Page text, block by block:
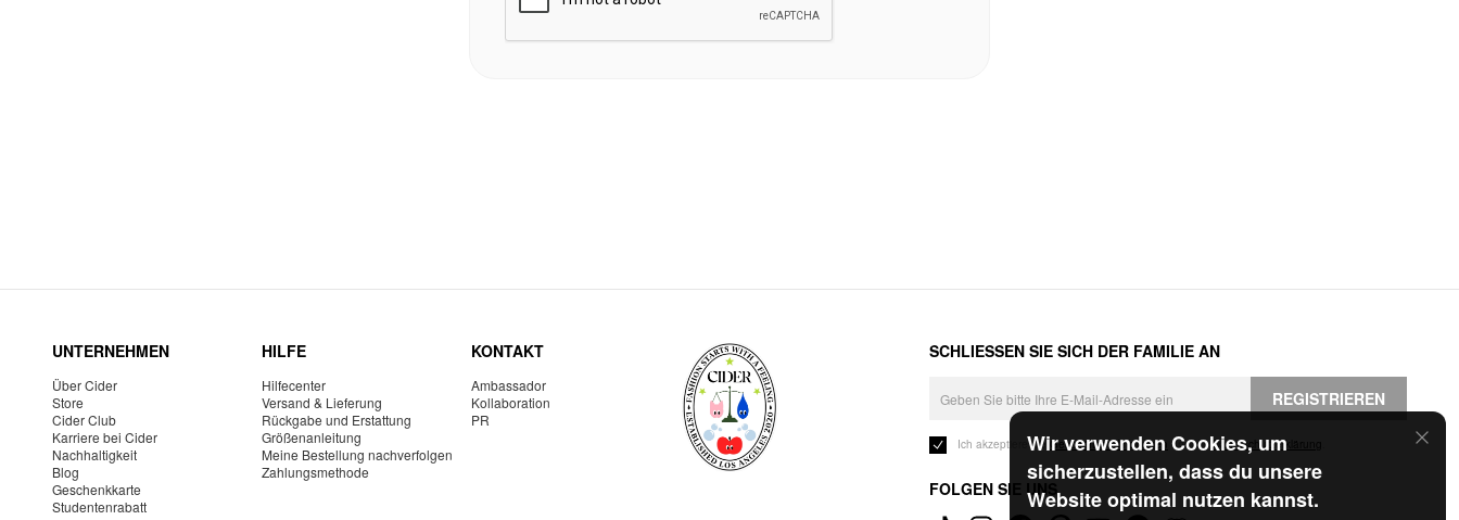
Wir verwenden Cookies, um
sicherzustellen, dass du unsere
Website optimal nutzen kannst.
UNTERNEHMEN
Über Cider
Store
Cider Club
Karriere bei Cider
Nachhaltigkeit
Blog
Geschenkkarte
Studentenrabatt
HILFE
Hilfecenter
Versand & Lieferung
Rückgabe und Erstattung
Größenanleitung
Meine Bestellung nachverfolgen
Zahlungsmethode
KONTAKT
Ambassador
Kollaboration
PR
SCHLIESSEN SIE SICH DER FAMILIE AN
REGISTRIEREN
Ich akzeptiere dieGeschäftsbedingungen und die Datenschutzerklärung
FOLGEN SIE UNS